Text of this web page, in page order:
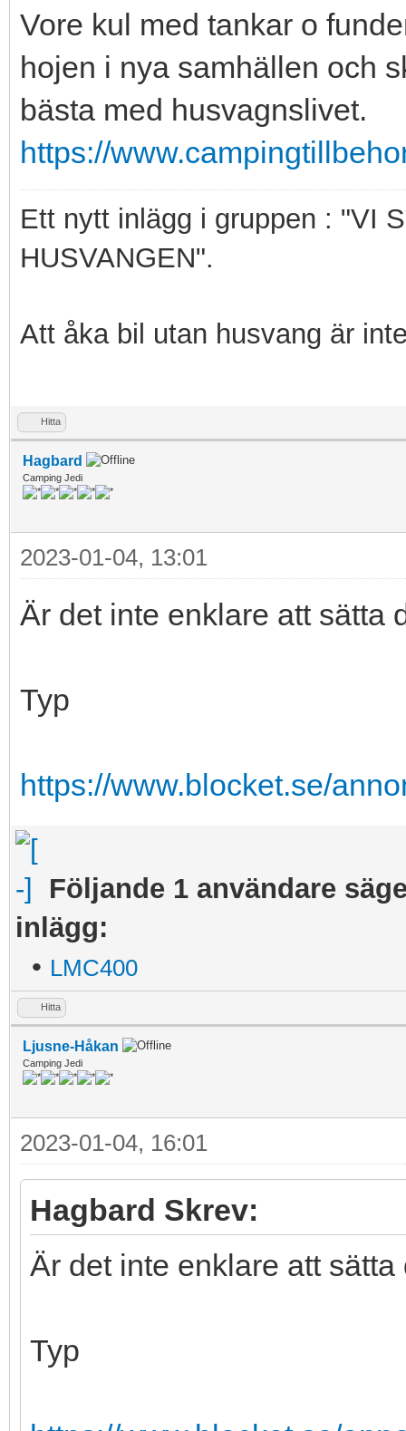
Vore kul med tankar o
hojen i nya samhällen och
bästa med husvagnslivet.
https://
Ett nytt inlägg i gruppen : "VI
HUSVANGEN".
Att åka bil utan husvang är
Hitta
Hagbard
Camping Jedi
2023-01-04, 13:01
Är det inte enklare att sätta
Typ
https://www.blocket.se/
Följande 1 användare
inlägg:
• LMC400
Hitta
Ljusne-Håkan
Camping Jedi
2023-01-04, 16:01
Hagbard Skrev:
Är det inte enklare att
Typ